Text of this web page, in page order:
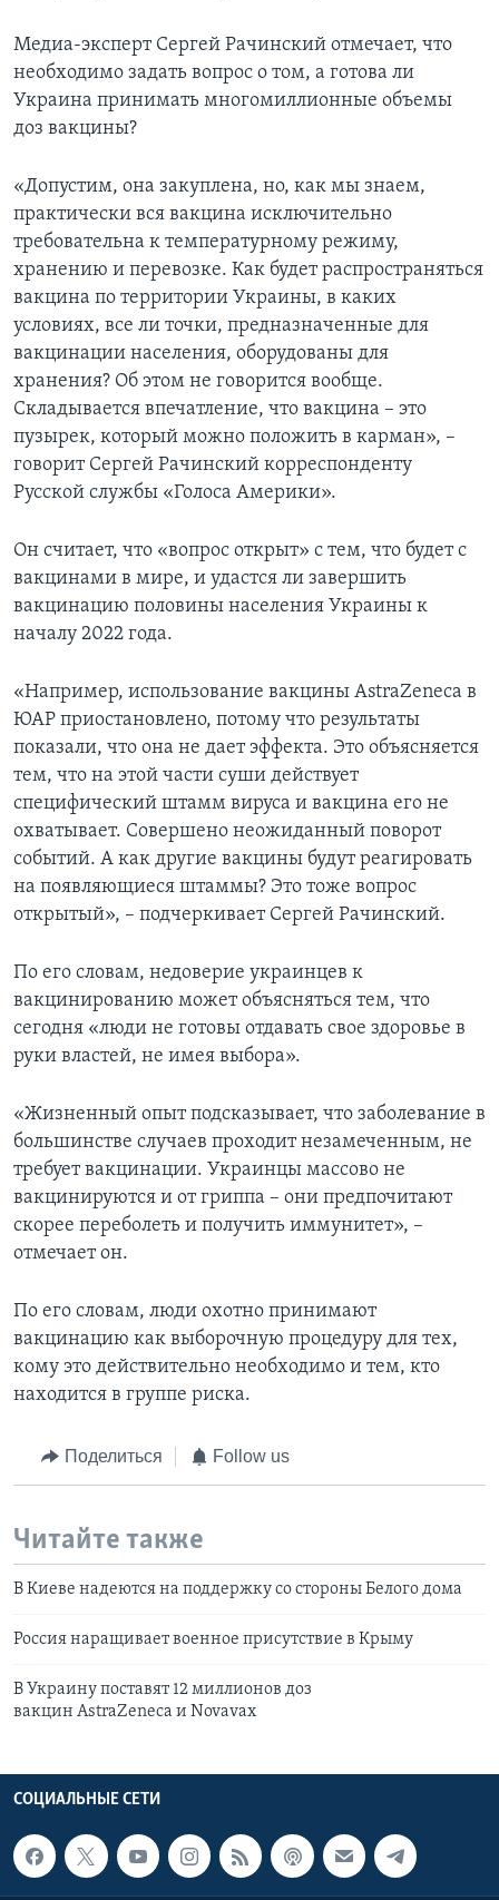
Медиа-эксперт Сергей Рачинский отмечает, что
необходимо задать вопрос о том, а готова ли
Украина принимать многомиллионные объемы
доз вакцины?
«Допустим, она закуплена, но, как мы знаем,
практически вся вакцина исключительно
требовательна к температурному режиму,
хранению и перевозке. Как будет распространяться
вакцина по территории Украины, в каких
условиях, все ли точки, предназначенные для
вакцинации населения, оборудованы для
хранения? Об этом не говорится вообще.
Складывается впечатление, что вакцина – это
пузырек, который можно положить в карман», –
говорит Сергей Рачинский корреспонденту
Русской службы «Голоса Америки».
Он считает, что «вопрос открыт» с тем, что будет с
вакцинами в мире, и удастся ли завершить
вакцинацию половины населения Украины к
началу 2022 года.
«Например, использование вакцины AstraZeneca в
ЮАР приостановлено, потому что результаты
показали, что она не дает эффекта. Это объясняется
тем, что на этой части суши действует
специфический штамм вируса и вакцина его не
охватывает. Совершено неожиданный поворот
событий. А как другие вакцины будут реагировать
на появляющиеся штаммы? Это тоже вопрос
открытый», – подчеркивает Сергей Рачинский.
По его словам, недоверие украинцев к
вакцинированию может объясняться тем, что
сегодня «люди не готовы отдавать свое здоровье в
руки властей, не имея выбора».
«Жизненный опыт подсказывает, что заболевание в
большинстве случаев проходит незамеченным, не
требует вакцинации. Украинцы массово не
вакцинируются и от гриппа – они предпочитают
скорее переболеть и получить иммунитет», –
отмечает он.
По его словам, люди охотно принимают
вакцинацию как выборочную процедуру для тех,
кому это действительно необходимо и тем, кто
находится в группе риска.
Поделиться Follow us
Читайте также
В Киеве надеются на поддержку со стороны Белого дома
Россия наращивает военное присутствие в Крыму
В Украину поставят 12 миллионов доз
вакцин AstraZeneca и Novavax
СОЦИАЛЬНЫЕ СЕТИ